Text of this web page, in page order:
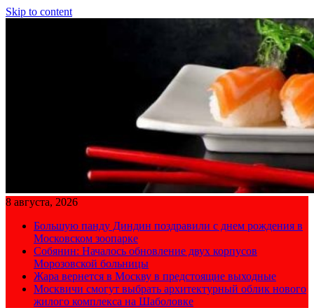
Skip to content
8 августа, 2026
Большую панду Диндин поздравили с днем рождения в
Московском зоопарке
Собянин: Началось обновление двух корпусов
Морозовской больницы
Жара вернется в Москву в предстоящие выходные
Москвичи смогут выбрать архитектурный облик нового
жилого комплекса на Шаболовке